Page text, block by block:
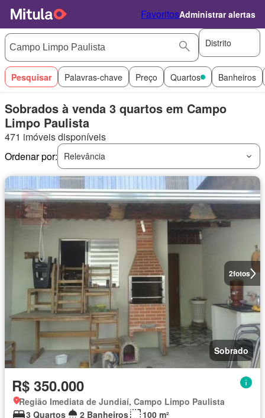
FavoritosAdministrar alertas
Distrito
Pesquisar Palavras-chave Preço Quartos Banheiros
Sobrados à venda 3 quartos em Campo
Limpo Paulista
471 imóveis disponíveis
Ordenar por:
Relevância
2fotos
Sobrado
R$ 350.000
Região Imediata de Jundiaí, Campo Limpo Paulista
3 Quartos
2 Banheiros
100 m²